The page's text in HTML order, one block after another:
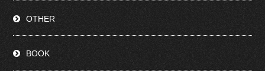
OTHER
BOOK